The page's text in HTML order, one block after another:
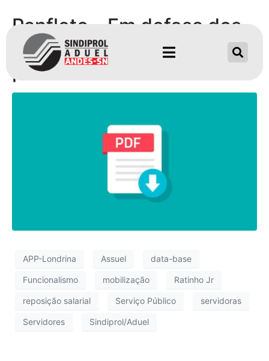
Panfleto – Em defesa dos
servidores e dos serviços
públicos – 25/05/22
APP-Londrina Assuel data-base
Funcionalismo mobilização Ratinho Jr
reposição salarial Serviço Público servidoras
Servidores Sindiprol/Aduel